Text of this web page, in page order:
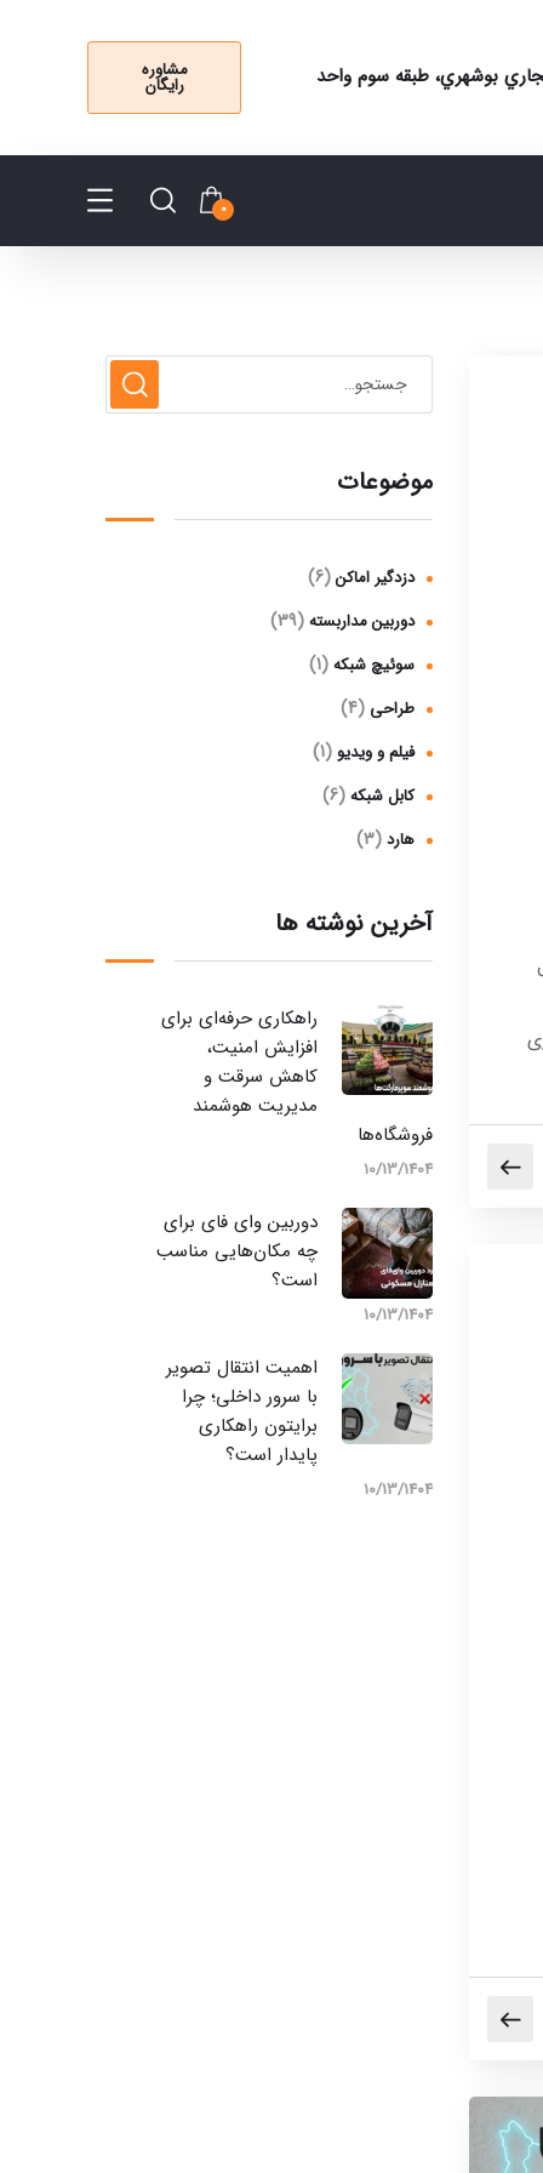
تجاري بوشهري، طبقه سوم واحد مشاوره
رایگان
0
موضوعات
دزدگیر اماکن(6)
دوربین مداربسته(39)
سوئیچ شبکه(1)
طراحی (4)
فیلم و ویدیو (1)
کابل شبکه(6)
هارد(3)
آخرین نوشته ها
راهکاری حرفه‌ای برای
افزایش امنیت،
کاهش سرقت و
مدیریت هوشمند
فروشگاه‌ها
10/13/1404
دوربین وای‌ فای برای
چه مکان‌هایی مناسب
است؟
10/13/1404
اهمیت انتقال تصویر
با سرور داخلی؛ چرا
برایتون راهکاری
پایدار است؟
10/13/1404